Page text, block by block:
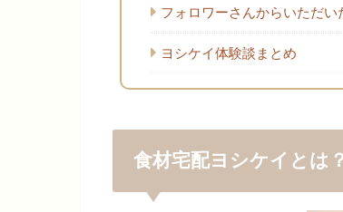
フォロワーさんからいただい
ヨシケイ体験談まとめ
食材宅配ヨシケイとは？